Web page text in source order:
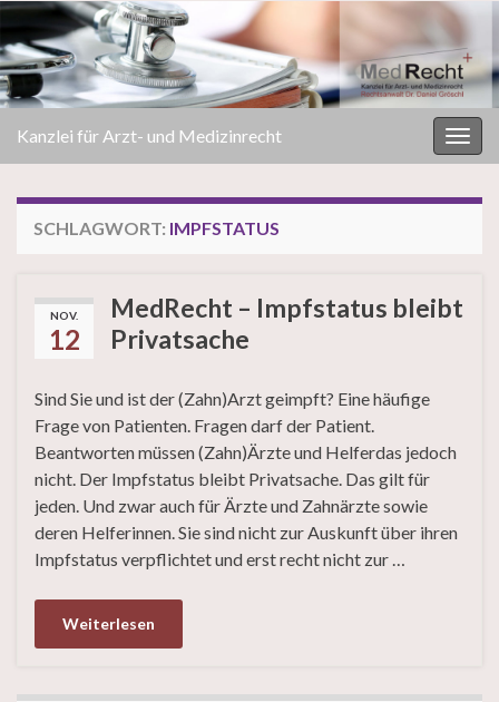
Kanzlei für Arzt- und Medizinrecht
SCHLAGWORT: IMPFSTATUS
NOV.
12
MedRecht – Impfstatus bleibt
Privatsache
Sind Sie und ist der (Zahn)Arzt geimpft? Eine häufige
Frage von Patienten. Fragen darf der Patient.
Beantworten müssen (Zahn)Ärzte und Helferdas jedoch
nicht. Der Impfstatus bleibt Privatsache. Das gilt für
jeden. Und zwar auch für Ärzte und Zahnärzte sowie
deren Helferinnen. Sie sind nicht zur Auskunft über ihren
Impfstatus verpflichtet und erst recht nicht zur …
Weiterlesen